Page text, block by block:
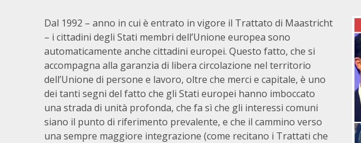
Dal 1992 – anno in cui è entrato in vigore il Trattato di Maastricht
– i cittadini degli Stati membri dell’Unione europea sono
automaticamente anche cittadini europei. Questo fatto, che si
accompagna alla garanzia di libera circolazione nel territorio
dell’Unione di persone e lavoro, oltre che merci e capitale, è uno
dei tanti segni del fatto che gli Stati europei hanno imboccato
una strada di unità profonda, che fa sì che gli interessi comuni
siano il punto di riferimento prevalente, e che il cammino verso
una sempre maggiore integrazione (come recitano i Trattati che